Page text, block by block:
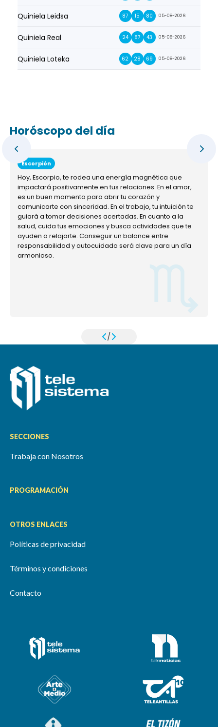
Quiniela Leidsa 87 15 80 05-08-2026
Quiniela Real 24 87 43 05-08-2026
Quiniela Loteka 62 28 69 05-08-2026
Horóscopo del día
Escorpión
Hoy, Escorpio, te rodea una energía magnética que
impactará positivamente en tus relaciones. En el amor,
es un buen momento para abrir tu corazón y
comunicarte con sinceridad. En el trabajo, tu intuición te
guiará a tomar decisiones acertadas. En cuanto a la
salud, cuida tus emociones y busca actividades que te
ayuden a relajarte. Conseguir un balance entre
responsabilidad y autocuidado será clave para un día
armonioso.
/
SECCIONES
Trabaja con Nosotros
PROGRAMACIÓN
OTROS ENLACES
Políticas de privacidad
Términos y condiciones
Contacto